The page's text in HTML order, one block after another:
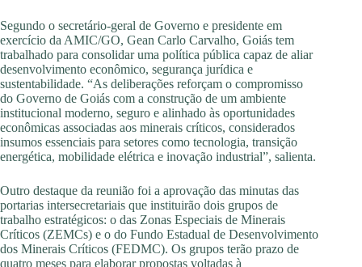
Segundo o secretário-geral de Governo e presidente em
exercício da AMIC/GO, Gean Carlo Carvalho, Goiás tem
trabalhado para consolidar uma política pública capaz de aliar
desenvolvimento econômico, segurança jurídica e
sustentabilidade. “As deliberações reforçam o compromisso
do Governo de Goiás com a construção de um ambiente
institucional moderno, seguro e alinhado às oportunidades
econômicas associadas aos minerais críticos, considerados
insumos essenciais para setores como tecnologia, transição
energética, mobilidade elétrica e inovação industrial”, salienta.
Outro destaque da reunião foi a aprovação das minutas das
portarias intersecretariais que instituirão dois grupos de
trabalho estratégicos: o das Zonas Especiais de Minerais
Críticos (ZEMCs) e o do Fundo Estadual de Desenvolvimento
dos Minerais Críticos (FEDMC). Os grupos terão prazo de
quatro meses para elaborar propostas voltadas à